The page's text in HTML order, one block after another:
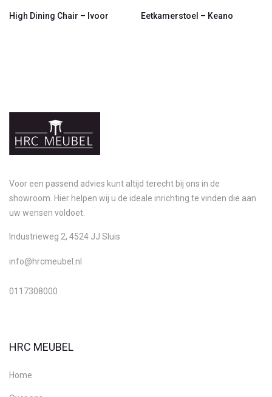
High Dining Chair – Ivoor Eetkamerstoel – Keano
Voor een passend advies kunt altijd terecht bij ons in de
showroom. Hier helpen wij u de ideale inrichting te vinden die aan
uw wensen voldoet.
Industrieweg 2, 4524 JJ Sluis
info@hrcmeubel.nl
0117308000
HRC MEUBEL
Home